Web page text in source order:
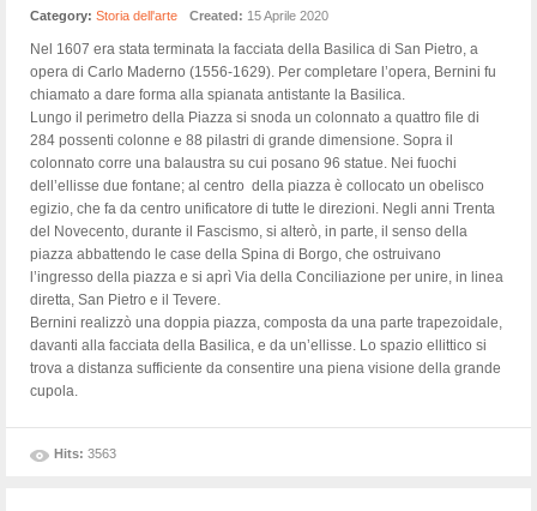
Category: Storia dell'arte Created: 15 Aprile 2020
Nel 1607 era stata terminata la facciata della Basilica di San Pietro, a
opera di Carlo Maderno (1556-1629). Per completare l’opera, Bernini fu
chiamato a dare forma alla spianata antistante la Basilica.
Lungo il perimetro della Piazza si snoda un colonnato a quattro file di
284 possenti colonne e 88 pilastri di grande dimensione. Sopra il
colonnato corre una balaustra su cui posano 96 statue. Nei fuochi
dell’ellisse due fontane; al centro della piazza è collocato un obelisco
egizio, che fa da centro unificatore di tutte le direzioni. Negli anni Trenta
del Novecento, durante il Fascismo, si alterò, in parte, il senso della
piazza abbattendo le case della Spina di Borgo, che ostruivano
l’ingresso della piazza e si aprì Via della Conciliazione per unire, in linea
diretta, San Pietro e il Tevere.
Bernini realizzò una doppia piazza, composta da una parte trapezoidale,
davanti alla facciata della Basilica, e da un’ellisse. Lo spazio ellittico si
trova a distanza sufficiente da consentire una piena visione della grande
cupola.
Hits: 3563